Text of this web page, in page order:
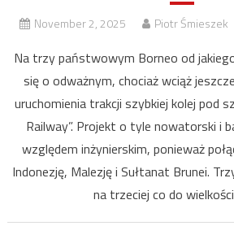
November 2, 2025 Piotr Śmieszek
Na trzy państwowym Borneo od
się o odważnym, chociaż wciąż
uruchomienia trakcji szybkiej kolej pod
Railway”. Projekt o tyle nowatorski i
względem inżynierskim, ponieważ
Indonezję, Malezję i Sułtanat Brunei.
na trzeciej co do